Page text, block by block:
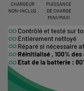
CHARGEUR
NON-INCLUS
PUISSANCE
DE CHARGE
MINI/MAXI